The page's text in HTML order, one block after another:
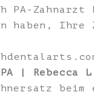
PA-Zahnarzt
Ihre
| Rebecca L.